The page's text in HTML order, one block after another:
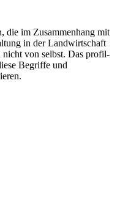
die im Zusammenhang mit
in der Landwirtschaft
von selbst. Das profil-
Begriffe und